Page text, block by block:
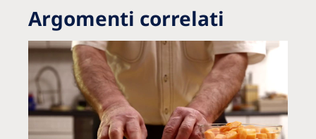
Argomenti correlati